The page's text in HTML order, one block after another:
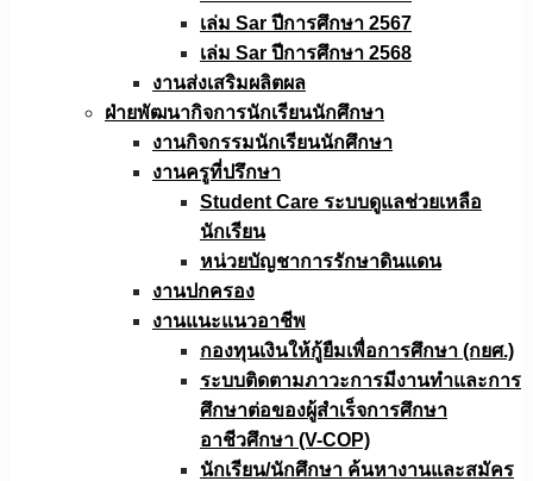
เล่ม Sar ปีการศึกษา 2567
เล่ม Sar ปีการศึกษา 2568
งานส่งเสริมผลิตผล
ฝ่ายพัฒนากิจการนักเรียนนักศึกษา
งานกิจกรรมนักเรียนนักศึกษา
งานครูที่ปรึกษา
Student Care ระบบดูแลช่วยเหลือ
นักเรียน
หน่วยบัญชาการรักษาดินแดน
งานปกครอง
งานแนะแนวอาชีพ
กองทุนเงินให้กู้ยืมเพื่อการศึกษา (กยศ.)
ระบบติดตามภาวะการมีงานทำและการ
ศึกษาต่อของผู้สำเร็จการศึกษา
อาชีวศึกษา (V-COP)
นักเรียน/นักศึกษา ค้นหางานและสมัคร